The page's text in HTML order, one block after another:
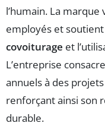
l’humain. La
employés et
covoiturage et
L’entreprise
annuels à des
renforçant ainsi son
durable.